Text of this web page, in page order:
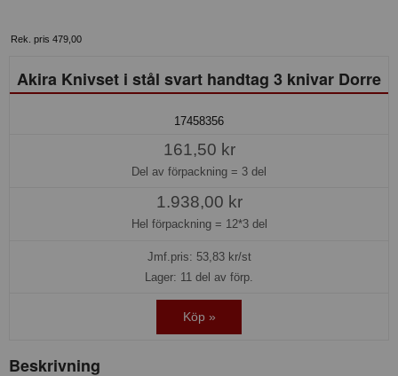
Rek. pris 479,00
Akira Knivset i stål svart handtag 3 knivar Dorre
17458356
161,50 kr
Del av förpackning = 3 del
1.938,00 kr
Hel förpackning = 12*3 del
Jmf.pris: 53,83kr/st
Lager: 11 del av förp.
Köp »
Beskrivning